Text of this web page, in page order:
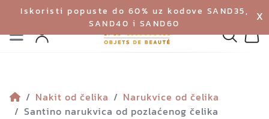
Iskoristi popuste do 60% uz kodove SAND35,
SAND40 i SAND60
X
Izbornik
Profil
Nakit od čelika
Narukvice od čelika
Santino narukvica od pozlaćenog čelika